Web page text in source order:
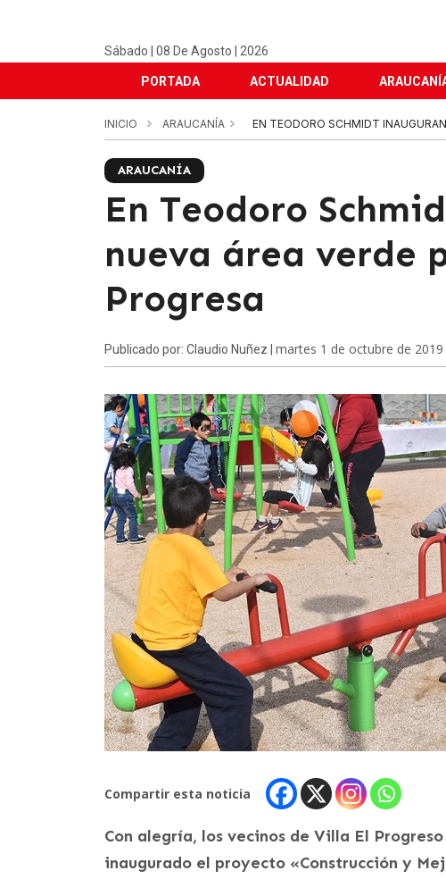
Sábado | 08 De Agosto | 2026
PORTADA ACTUALIDAD
INICIO ARAUCANÍA EN TEODORO SCHMIDT
ARAUCANÍA
En Teodoro
nueva área verde
Progresa
Publicado por: Claudio Nuñez | martes 1 de octubre de 2019
Compartir esta noticia
Con alegría, los vecinos de Villa El
inaugurado el proyecto «Construcción y